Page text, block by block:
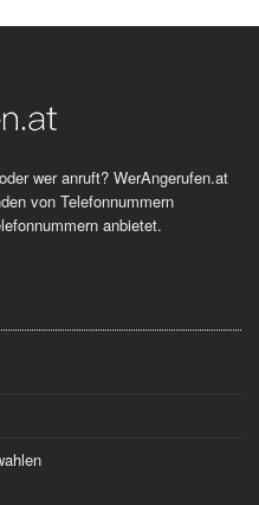
wer anruft? WerAngerufen.at
von Telefonnummern
anbietet.